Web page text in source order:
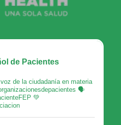
de Pacientes
de la ciudadanía en materia
🗣
💚